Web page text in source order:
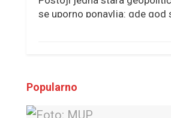
se uporno ponavlja: gde god
Popularno